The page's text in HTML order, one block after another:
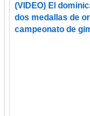
(VIDEO) El
dos medallas de
campeonato de